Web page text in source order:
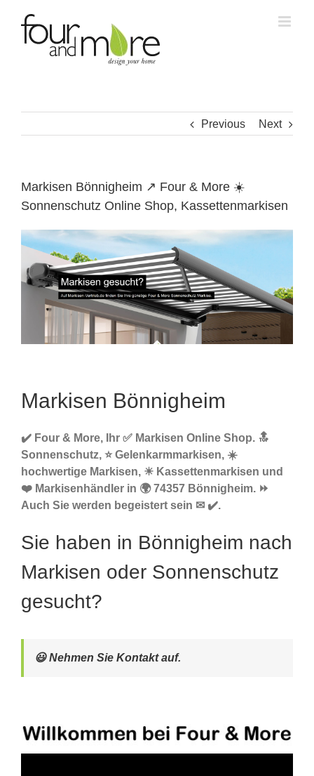
content
Previous Next
Markisen Bönnigheim ↗️ Four & More ☀️
Sonnenschutz Online Shop, Kassettenmarkisen
Markisen Bönnigheim
✔️ Four & More, Ihr ✅ Markisen Online Shop. 🔝
Sonnenschutz, ⭐ Gelenkarmmarkisen, ☀️
hochwertige Markisen, ☀ Kassettenmarkisen und
❤️ Markisenhändler in 🌍 74357 Bönnigheim. ⏩
Auch Sie werden begeistert sein ✉ ✔️.
Sie haben in Bönnigheim nach
Markisen oder Sonnenschutz
gesucht?
😃 Nehmen Sie Kontakt auf.